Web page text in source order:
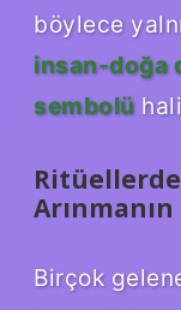
böylece
insan-doğa
sembolü
Ritüellerde
Birçok